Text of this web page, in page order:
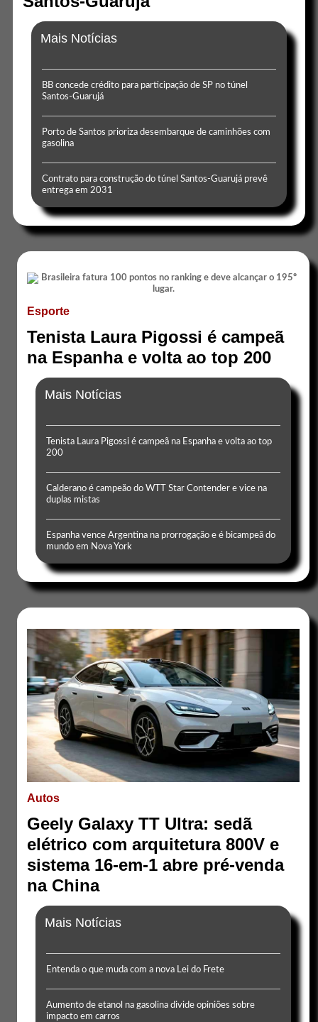
Mais Notícias
BB concede crédito para participação de SP no túnel
Santos-Guarujá
Porto de Santos prioriza desembarque de caminhões com
gasolina
Contrato para construção do túnel Santos-Guarujá prevê
entrega em 2031
Esporte
Tenista Laura Pigossi é campeã
na Espanha e volta ao top 200
Mais Notícias
Tenista Laura Pigossi é campeã na Espanha e volta ao top
200
Calderano é campeão do WTT Star Contender e vice na
duplas mistas
Espanha vence Argentina na prorrogação e é bicampeã do
mundo em Nova York
Autos
Geely Galaxy TT Ultra: sedã
elétrico com arquitetura 800V e
sistema 16-em-1 abre pré-venda
na China
Mais Notícias
Entenda o que muda com a nova Lei do Frete
Aumento de etanol na gasolina divide opiniões sobre
impacto em carros